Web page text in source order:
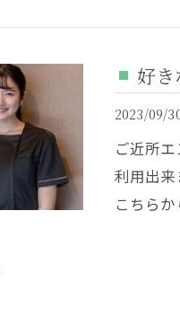
好き
2023/09/
ご近所
利用出
こちらか